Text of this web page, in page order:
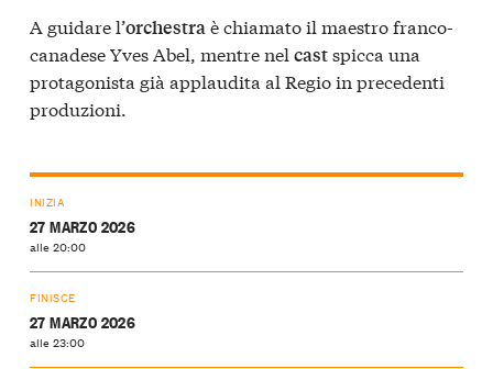
A guidare l’orchestraè chiamato il maestro franco-
canadese Yves Abel, mentre nel castspicca una
protagonista già applaudita al Regio in precedenti
produzioni.
INIZIA
27 MARZO 2026
alle 20:00
FINISCE
27 MARZO 2026
alle 23:00